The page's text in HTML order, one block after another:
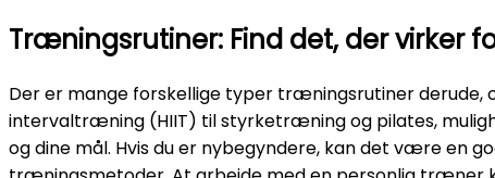
Træningsrutiner: Find det, der virker
Der er mange forskellige typer træningsrutiner
intervaltræning (HIIT) til styrketræning og pilates,
og dine mål. Hvis du er nybegyndere, kan det være en